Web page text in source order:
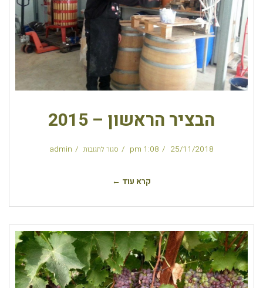
הבציר הראשון – 2015
25/11/2018
1:08 pm סגור לתגובות admin
קרא עוד ←